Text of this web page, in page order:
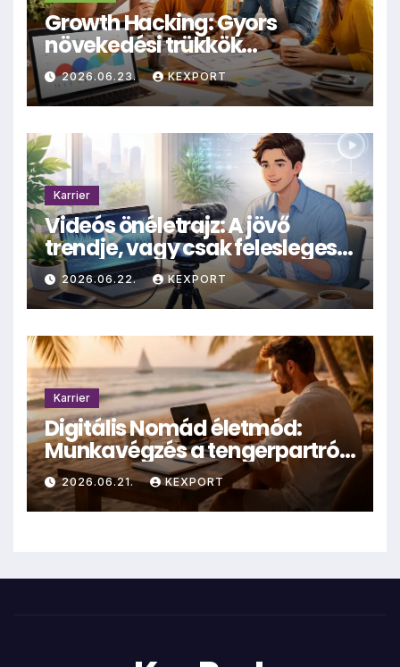
Growth Hacking: Gyors
növekedési trükkök
kisvállalkozásoknak
2026.06.23. KEXPORT
Karrier
Videós önéletrajz: A jövő
trendje, vagy csak felesleges
hűhó?
2026.06.22. KEXPORT
Karrier
Digitális Nomád életmód:
Munkavégzés a tengerpartról
– valóság vagy mítosz?
2026.06.21. KEXPORT